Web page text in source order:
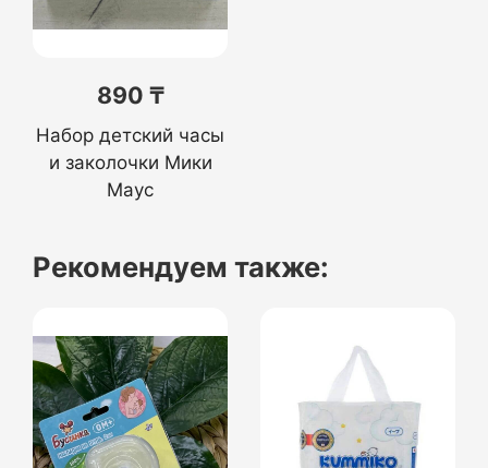
890 ₸
Набор детский часы
и заколочки Мики
Маус
Рекомендуем также: